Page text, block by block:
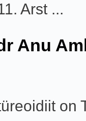
Arst ...
Anu
on